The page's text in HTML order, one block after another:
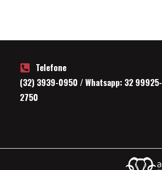
Telefone
(32) 3939-0950 / Whatsapp: 32 99925-
2750